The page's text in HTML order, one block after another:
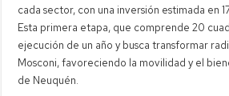
cada sector, con una inversión estimada en
Esta primera etapa, que comprende 20
ejecución de un año y busca transformar
Mosconi, favoreciendo la movilidad y el
de Neuquén.